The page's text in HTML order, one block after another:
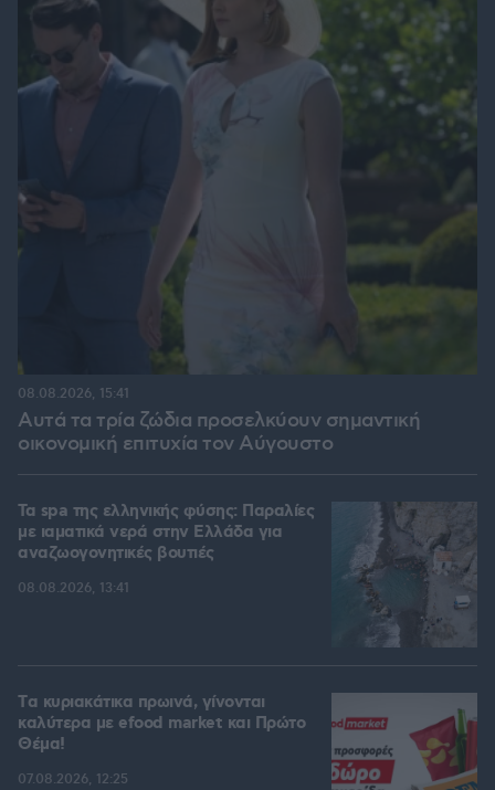
Αυτά τα τρία ζώδια προσελκύουν σημαντική
οικονομική επιτυχία τον Αύγουστο
08.08.2026, 15:41
Τα spa της ελληνικής φύσης: Παραλίες
με ιαματικά νερά στην Ελλάδα για
αναζωογονητικές βουτιές
08.08.2026, 13:41
Tα κυριακάτικα πρωινά, γίνονται
καλύτερα με efood market και Πρώτο
Θέμα!
07.08.2026, 12:25